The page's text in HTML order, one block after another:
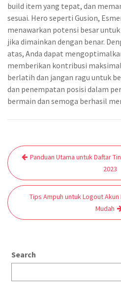
build item yang tepat, dan
sesuai. Hero seperti Gusion,
menawarkan potensi besar
jika dimainkan dengan benar.
atas, Anda dapat
memberikan kontribusi
berlatih dan jangan ragu untuk
dan penempatan posisi dalam
bermain dan semoga berhasil
Post
navigation
Panduan Utama untuk Daftar
2023
Tips Ampuh untuk Logout
Mudah
Search